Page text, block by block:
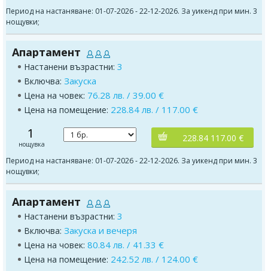
Период на настаняване: 01-07-2026 - 22-12-2026. За уикенд при мин. 3
нощувки;
Апартамент
Настанени възрастни: 3
Включва: Закуска
Цена на човек: 76.28 лв. / 39.00 €
Цена на помещение: 228.84 лв. / 117.00 €
1
нощувка
228.84 117.00 €
Период на настаняване: 01-07-2026 - 22-12-2026. За уикенд при мин. 3
нощувки;
Апартамент
Настанени възрастни: 3
Включва: Закуска и вечеря
Цена на човек: 80.84 лв. / 41.33 €
Цена на помещение: 242.52 лв. / 124.00 €